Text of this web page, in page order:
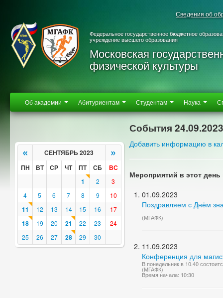
Сведения об
Федеральное государственное бюджетное
учреждение высшего образования
Московская
физической культуры
Об академии Абитуриентам Студентам Наука
« СЕНТЯБРЬ 2023 »
ПН ВТ СР ЧТ ПТ СБ
ВС
1
2
3
4
5 6 7 8 9 10
11 12 13 14 15 16 17
18 19 20 21 22 23
24
25
26 27 28 29 30
События 24.09.2023
Добавить информацию в
Мероприятий в этот день
01.09.2023
Поздравляем с Днём
(МГАФК)
11.09.2023
Конференция для
В понедельник в 10.40
(МГАФК)
Время начала: 10:30